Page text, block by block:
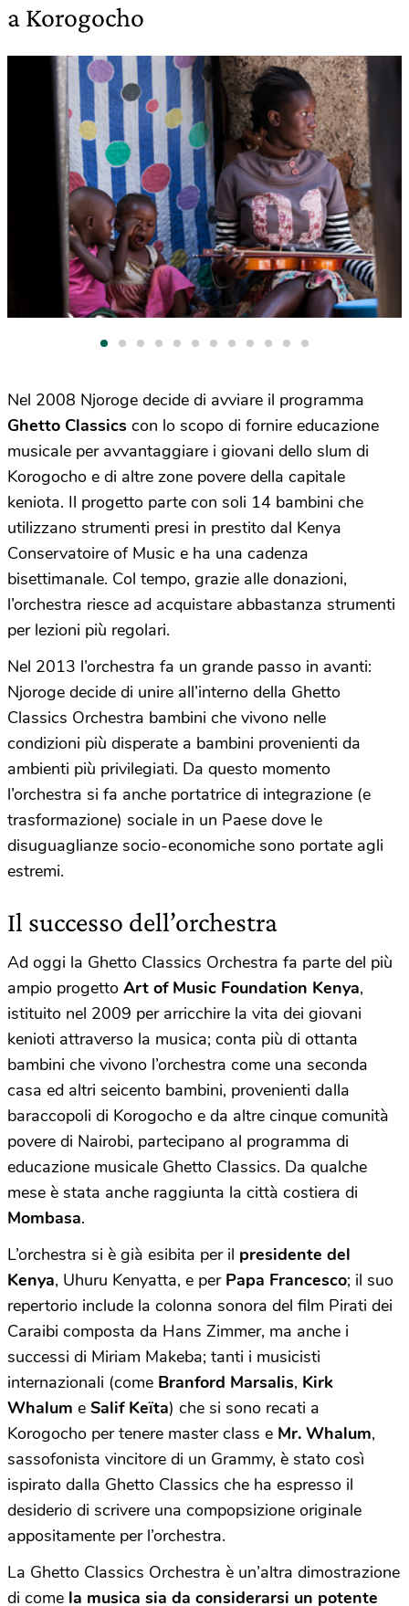
a Korogocho
Nel 2008 Njoroge decide di avviare il programma
Ghetto Classics con lo scopo di fornire educazione
musicale per avvantaggiare i giovani dello slum di
Korogocho e di altre zone povere della capitale
keniota. Il progetto parte con soli 14 bambini che
utilizzano strumenti presi in prestito dal Kenya
Conservatoire of Music e ha una cadenza
bisettimanale. Col tempo, grazie alle donazioni,
l’orchestra riesce ad acquistare abbastanza strumenti
per lezioni più regolari.
Nel 2013 l’orchestra fa un grande passo in avanti:
Njoroge decide di unire all’interno della Ghetto
Classics Orchestra bambini che vivono nelle
condizioni più disperate a bambini provenienti da
ambienti più privilegiati. Da questo momento
l’orchestra si fa anche portatrice di integrazione (e
trasformazione) sociale in un Paese dove le
disuguaglianze socio-economiche sono portate agli
estremi.
Il successo dell’orchestra
Ad oggi la Ghetto Classics Orchestra fa parte del più
ampio progetto Art of Music Foundation Kenya,
istituito nel 2009 per arricchire la vita dei giovani
kenioti attraverso la musica; conta più di ottanta
bambini che vivono l’orchestra come una seconda
casa ed altri seicento bambini, provenienti dalla
baraccopoli di Korogocho e da altre cinque comunità
povere di Nairobi, partecipano al programma di
educazione musicale Ghetto Classics. Da qualche
mese è stata anche raggiunta la città costiera di
Mombasa.
L’orchestra si è già esibita per il presidente del
Kenya, Uhuru Kenyatta, e perPapa Francesco; il suo
repertorio include la colonna sonora del film Pirati dei
Caraibi composta da Hans Zimmer, ma anche i
successi di Miriam Makeba; tanti i musicisti
internazionali (come Branford Marsalis, Kirk
Whalum e Salif Keïta) che si sono recati a
Korogocho per tenere master class e Mr. Whalum,
sassofonista vincitore di un Grammy, è stato così
ispirato dalla Ghetto Classics che ha espresso il
desiderio di scrivere una compopsizione originale
appositamente per l’orchestra.
La Ghetto Classics Orchestra è un’altra dimostrazione
di come la musica sia da considerarsi un potente